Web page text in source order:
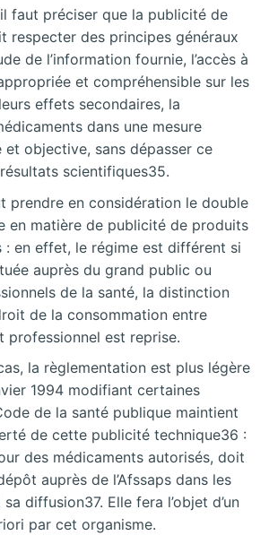
faut préciser que la publicité de
respecter des principes généraux
de l’information fournie, l’accès à
et compréhensible sur les
effets secondaires, la
dans une mesure
et objective, sans dépasser ce
scientifiques35.
prendre en considération le double
en matière de publicité de produits
: en effet, le régime est différent si
auprès du grand public ou
de la santé, la distinction
de la consommation entre
professionnel est reprise.
la règlementation est plus légère
1994 modifiant certaines
de la santé publique maintient
de cette publicité technique36 :
des médicaments autorisés, doit
auprès de l’Afssaps dans les
diffusion37. Elle fera l’objet d’un
par cet organisme.